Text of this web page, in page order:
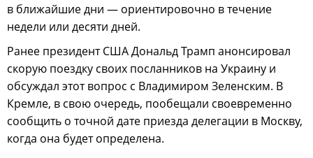
в ближайшие дни — ориентировочно в течение
недели или десяти дней.
Ранее президент США Дональд Трамп анонсировал
скорую поездку своих посланников на Украину и
обсуждал этот вопрос с Владимиром Зеленским. В
Кремле, в свою очередь, пообещали своевременно
сообщить о точной дате приезда делегации в Москву,
когда она будет определена.